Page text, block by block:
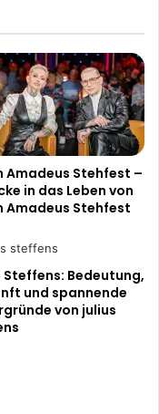
Amadeus Stehfest –
in das Leben von
Amadeus Stehfest
Steffens: Bedeutung,
und spannende
von julius